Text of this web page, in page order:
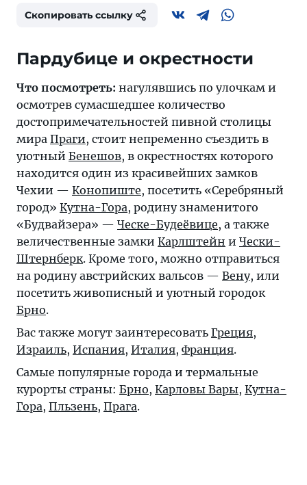
Скопировать ссылку
Пардубице и окрестности
Что посмотреть: нагулявшись по улочкам и
осмотрев сумасшедшее количество
достопримечательностей пивной столицы
мира Праги, стоит непременно съездить в
уютный Бенешов, в окрестностях которого
находится один из красивейших замков
Чехии — Конопиште, посетить «Серебряный
город» Кутна-Гора, родину знаменитого
«Будвайзера» — Ческе-Будеёвице, а также
величественные замки Карлштейн и Чески-
Штернберк. Кроме того, можно отправиться
на родину австрийских вальсов — Вену, или
посетить живописный и уютный городок
Брно.
Вас также могут заинтересовать Греция,
Израиль, Испания, Италия, Франция.
Самые популярные города и термальные
курорты страны: Брно, Карловы Вары, Кутна-
Гора, Пльзень, Прага.